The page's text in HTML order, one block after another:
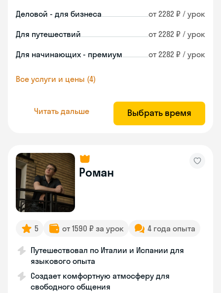
Деловой - для бизнеса от 2282 ₽ / урок
Для путешествий от 2282 ₽ / урок
Для начинающих - премиум от 2282 ₽ / урок
Все услуги и цены (4)
Читать дальше Выбрать время
Роман
5 от 1590 ₽ за урок 4 года опыта
Путешествовал по Италии и Испании для
языкового опыта
Создает комфортную атмосферу для
свободного общения